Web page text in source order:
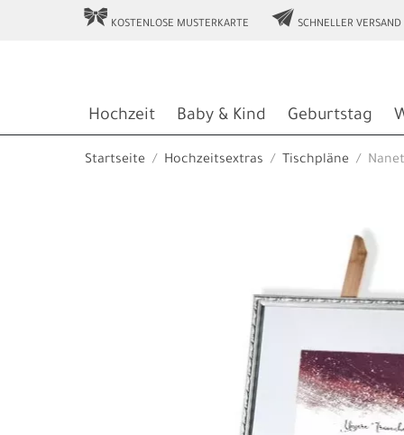
r KOSTENLOSE MUSTERKARTE e SCHNELLER VERSAND
Hochzeit Baby & Kind Geburtstag
Startseite Hochzeitsextras Tischpläne